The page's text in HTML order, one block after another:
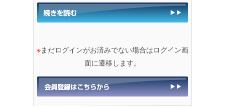
※まだログインがお済みでない場合はログイン画
面に遷移します。